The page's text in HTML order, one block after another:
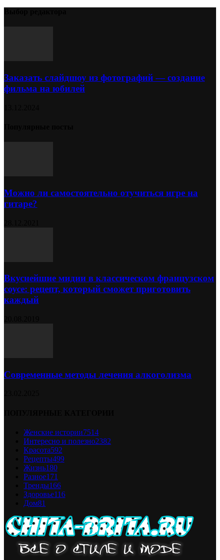
Заказать слайдшоу из фотографий — создание
фильма на юбилей
Можно ли самостоятельно отучиться игре на
гитаре?
Вкуснейшие мидии в классическом французском
соусе: рецепт, который сможет приготовить
каждый
Современные методы лечения алкоголизма
Женские истории7514
Интересно и полезно2382
Красота592
Рецепты499
Жизнь180
Разное171
Тренды166
Здоровье116
Дом81